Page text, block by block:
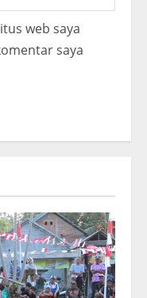
web saya
saya